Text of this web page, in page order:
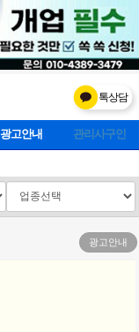
톡상담
광고안내 마사지클럽
광고안내